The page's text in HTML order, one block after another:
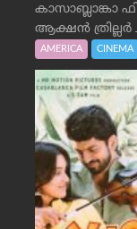
കാസാബ്ലാങ്കാ
ആക്ഷൻ ത്രില്ലർ
AMERICA CINEMA